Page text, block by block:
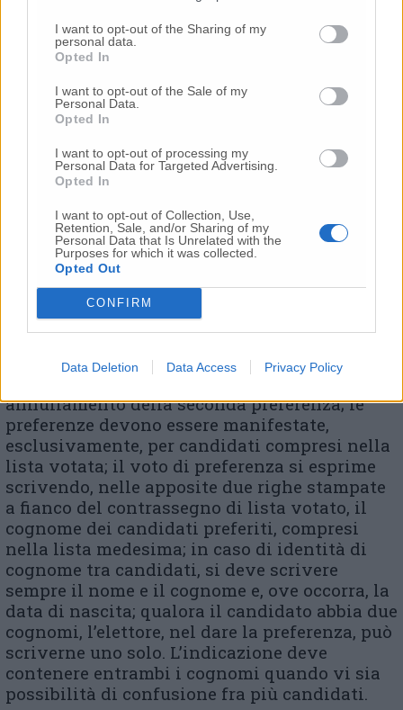
I want to opt-out of the Sharing of my
personal data.
Opted In
I want to opt-out of the Sale of my
Personal Data.
Opted In
I want to opt-out of processing my
Personal Data for Targeted Advertising.
Opted In
I want to opt-out of Collection, Use,
Retention, Sale, and/or Sharing of my
Personal Data that Is Unrelated with the
Purposes for which it was collected.
Opted Out
CONFIRM
Data Deletion Data Access Privacy Policy
contrassegno della lista di appartenenza dei
candidati votati, anche senza segnare il
contrassegno della lista stessa. In tal caso,
esprime un voto valido anche per la lista cui
appartengono i candidati votati e per il
candidato alla carica di sindaco ad essa
collegato, salvo che non si sia avvalso della
facoltà di esprimere un voto disgiunto, cioè di
votare per un diverso candidato alla carica di
sindaco.
PREFERENZE E DOPPIA PREFERENZA DI
GENERE – Ogni elettore può manifestare non
più di due voti di preferenza per candidati
alla carica di consigliere comunale, avendo
preferenze, queste devono riguardare
annullamento della seconda preferenza; le
preferenze devono essere manifestate,
esclusivamente, per candidati compresi nella
lista votata; il voto di preferenza si esprime
scrivendo, nelle apposite due righe stampate
a fianco del contrassegno di lista votato, il
cognome dei candidati preferiti, compresi
nella lista medesima; in caso di identità di
cognome tra candidati, si deve scrivere
sempre il nome e il cognome e, ove occorra, la
data di nascita; qualora il candidato abbia due
cognomi, l’elettore, nel dare la preferenza, può
scriverne uno solo. L’indicazione deve
contenere en­trambi i cognomi quando vi sia
possibilità di confusione fra più candidati.